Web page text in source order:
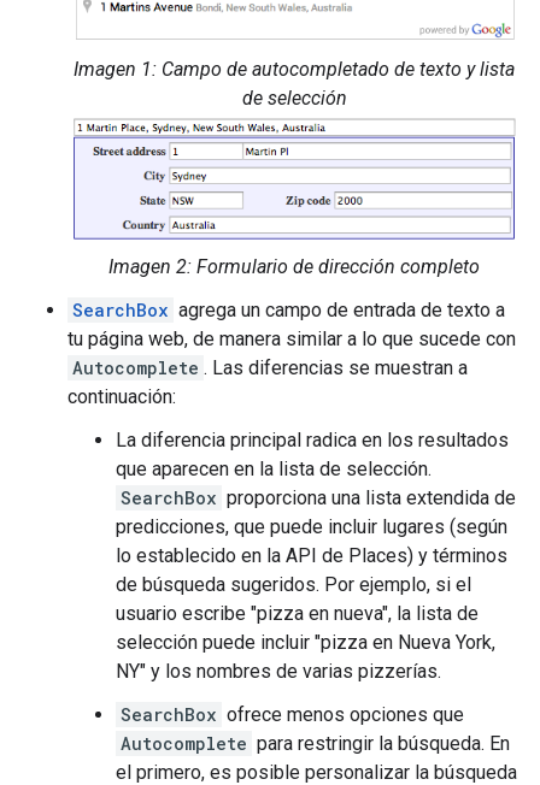
Imagen 1: Campo de autocompletado de texto y lista
de selección
Imagen 2: Formulario de dirección completo
SearchBox agrega un campo de entrada de texto a
tu página web, de manera similar a lo que sucede con
Autocomplete . Las diferencias se muestran a
continuación:
La diferencia principal radica en los resultados
que aparecen en la lista de selección.
SearchBox proporciona una lista extendida de
predicciones, que puede incluir lugares (según
lo establecido en la API de Places) y términos
de búsqueda sugeridos. Por ejemplo, si el
usuario escribe "pizza en nueva", la lista de
selección puede incluir "pizza en Nueva York,
NY" y los nombres de varias pizzerías.
SearchBox ofrece menos opciones que
Autocomplete para restringir la búsqueda. En
el primero, es posible personalizar la búsqueda